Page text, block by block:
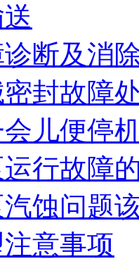
断及消
封故障
儿便停
行故障
蚀问题
意事项